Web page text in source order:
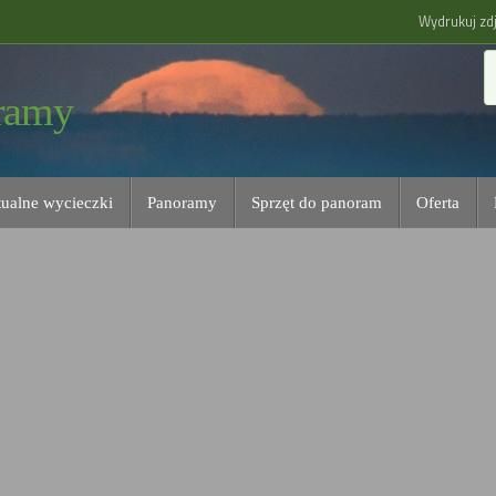
Wydrukuj
wycieczki Panoramy Sprzęt do panoram Oferta